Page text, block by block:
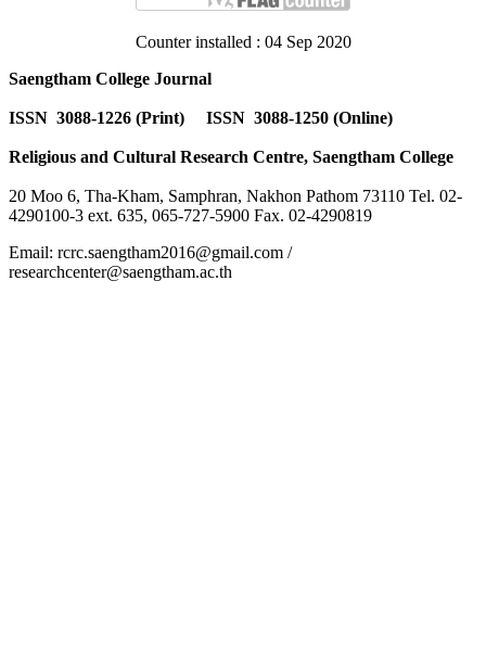
Counter installed : 04 Sep 2020
Saengtham College Journal
ISSN 3088-1226 (Print) ISSN 3088-1250 (Online)
Religious and Cultural Research Centre, Saengtham College
20 Moo 6, Tha-Kham, Samphran, Nakhon Pathom 73110 Tel. 02-
4290100-3 ext. 635, 065-727-5900 Fax. 02-4290819
Email: rcrc.saengtham2016@gmail.com /
researchcenter@saengtham.ac.th